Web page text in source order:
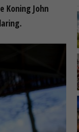
Koning John